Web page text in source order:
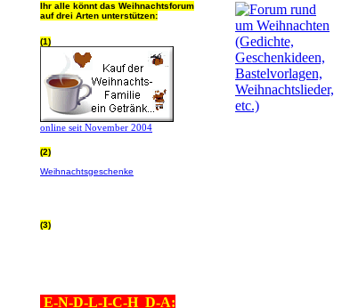
Ihr alle könnt das Weihnachtsforum
auf drei Arten unterstützen:
(1)
online seit November 2004
(2)
Weihnachtsgeschenke
(3)
E-N-D-L-I-C-H D-A: